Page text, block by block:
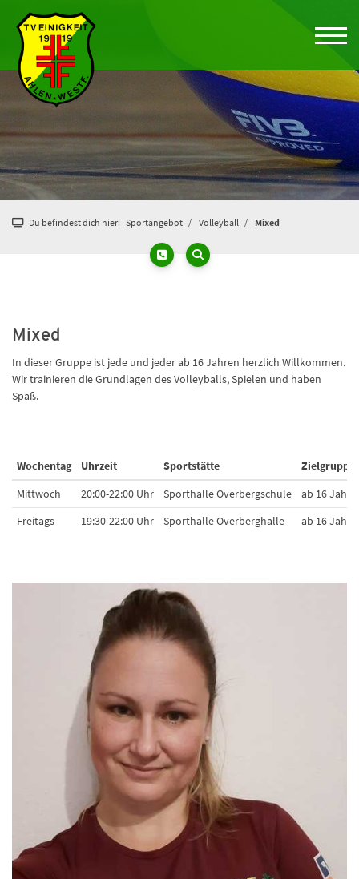
Du befindest dich hier: Sportangebot Volleyball Mixed
Mixed
In dieser Gruppe ist jede und jeder ab 16 Jahren herzlich Willkommen.
Wir trainieren die Grundlagen des Volleyballs, Spielen und haben
Spaß.
Wochentag Uhrzeit Sportstätte
Zielgruppe
Mittwoch
20:00-22:00 Uhr Sporthalle Overbergschule
ab 16
Freitags
19:30-22:00 Uhr Sporthalle Overberghalle ab 16